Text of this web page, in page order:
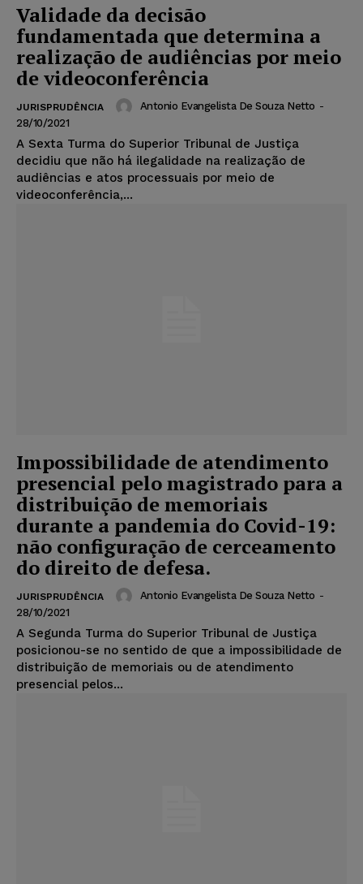
Validade da decisão
fundamentada que determina a
realização de audiências por meio
de videoconferência
JURISPRUDÊNCIA Antonio Evangelista De Souza Netto -
28/10/2021
A Sexta Turma do Superior Tribunal de Justiça
decidiu que não há ilegalidade na realização de
audiências e atos processuais por meio de
videoconferência,...
Impossibilidade de atendimento
presencial pelo magistrado para a
distribuição de memoriais
durante a pandemia do Covid-19:
não configuração de cerceamento
do direito de defesa.
JURISPRUDÊNCIA Antonio Evangelista De Souza Netto -
28/10/2021
A Segunda Turma do Superior Tribunal de Justiça
posicionou-se no sentido de que a impossibilidade de
distribuição de memoriais ou de atendimento
presencial pelos...